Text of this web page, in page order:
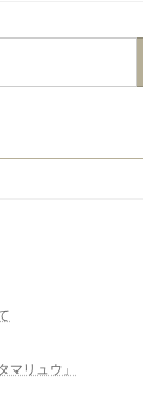
マリュウ」